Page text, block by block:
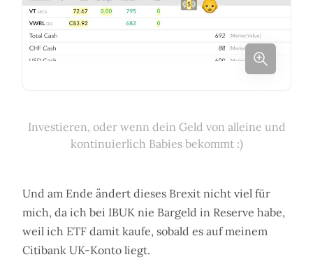
Investieren, oder wenn dein Geld von alleine und
kontinuierlich Babies bekommt :)
Und am Ende ändert dieses Brexit nicht viel für
mich, da ich bei IBUK nie Bargeld in Reserve habe,
weil ich ETF damit kaufe, sobald es auf meinem
Citibank UK-Konto liegt.